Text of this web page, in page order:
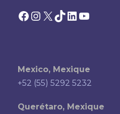
Facebook Instagram X TikTok LinkedIn YouTube
Mexico, Mexique
+52 (55) 5292 5232
Querétaro, Mexique